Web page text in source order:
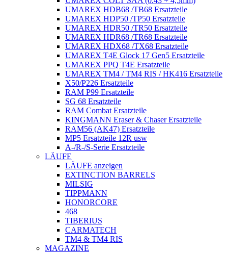
UMAREX HDB68 /TB68 Ersatzteile
UMAREX HDP50 /TP50 Ersatzteile
UMAREX HDR50 /TR50 Ersatzteile
UMAREX HDR68 /TR68 Ersatzteile
UMAREX HDX68 /TX68 Ersatzteile
UMAREX T4E Glock 17 Gen5 Ersatzteile
UMAREX PPQ T4E Ersatzteile
UMAREX TM4 / TM4 RIS / HK416 Ersatzteile
X50/P226 Ersatzteile
RAM P99 Ersatzteile
SG 68 Ersatzteile
RAM Combat Ersatzteile
KINGMANN Eraser & Chaser Ersatzteile
RAM56 (AK47) Ersatzteile
MP5 Ersatzteile 12R usw
A-/R-/S-Serie Ersatzteile
LÄUFE
LÄUFE anzeigen
EXTINCTION BARRELS
MILSIG
TIPPMANN
HONORCORE
468
TIBERIUS
CARMATECH
TM4 & TM4 RIS
MAGAZINE